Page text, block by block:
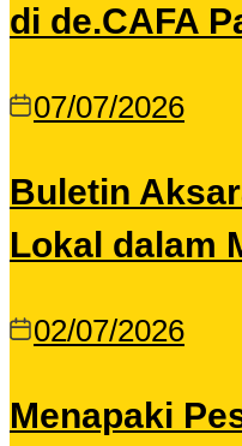
di de.CAFA
07/07/2026
Buletin
Lokal dalam
02/07/2026
Menapaki